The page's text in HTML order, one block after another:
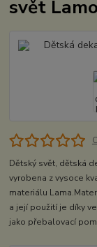
svět
Dětský svět, dětská
vyrobena z vysoce
materiálu
a její použití je díky
jako přebalovací